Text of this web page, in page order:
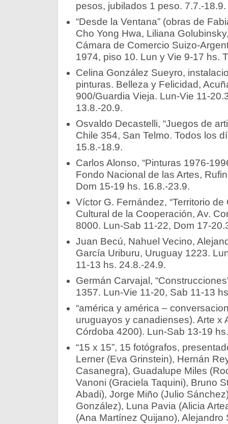
pesos, jubilados 1 peso. 7.7.-18.9.
“Desde la Ventana” (obras de
Cho Yong Hwa, Liliana
Cámara de Comercio Suizo-
1974, piso 10. Lun y Vie 9-17 hs.
Celina González Sueyro,
pinturas. Belleza y Felicidad,
900/Guardia Vieja. Lun-Vie 11-
13.8.-20.9.
Osvaldo Decastelli, “Juegos de
Chile 354, San Telmo. Todos los
15.8.-18.9.
Carlos Alonso, “Pinturas 1976-
Fondo Nacional de las Artes,
Dom 15-19 hs. 16.8.-23.9.
Víctor G. Fernández, “Territorio
Cultural de la Cooperación, Av.
8000. Lun-Sab 11-22, Dom 17-
Juan Becú, Nahuel Vecino,
García Uriburu, Uruguay 1223.
11-13 hs. 24.8.-24.9.­
Germán Carvajal,
1357. Lun-Vie 11-20, Sab 11-13
“américa y américa –
uruguayos y canadienses). Arte x
Córdoba 4200). Lun-Sab 13-19
“15 x 15”, 15 fotógrafos,
Lerner (Eva Grinstein), Hernán
Casanegra), Guadalupe Miles
Vanoni (Graciela Taquini), Bruno
Abadi), Jorge Miño (Julio
González), Luna Pavia (Alicia
(Ana Martínez Quijano),